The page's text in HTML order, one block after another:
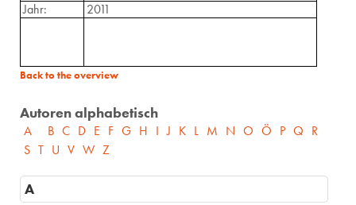
Jahr:
2011
Back to the overview
Autoren alphabetisch
A B C D E F G H I J K L M N O Ö P Q R
S T U V W Z
A